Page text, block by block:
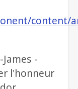
content/
-
l'honneur